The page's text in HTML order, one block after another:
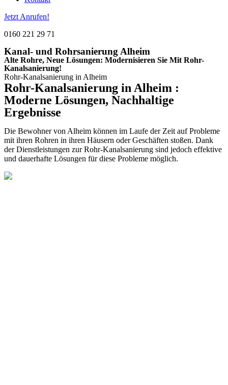
Jetzt Anrufen!
0160 221 29 71
Kanal- und Rohrsanierung Alheim
Alte Rohre, Neue Lösungen: Modernisieren Sie Mit Rohr-
Kanalsanierung!
Rohr-Kanalsanierung in Alheim
Rohr-Kanalsanierung in Alheim :
Moderne Lösungen, Nachhaltige
Ergebnisse
Die Bewohner von Alheim können im Laufe der Zeit auf Probleme
mit ihren Rohren in ihren Häusern oder Geschäften stoßen. Dank
der Dienstleistungen zur Rohr-Kanalsanierung sind jedoch effektive
und dauerhafte Lösungen für diese Probleme möglich.